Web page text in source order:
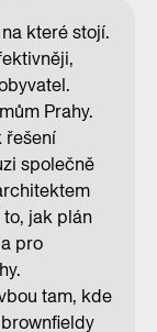
které stojí.
Prahy.
řešení
společně
jak plán
pro
tam, kde